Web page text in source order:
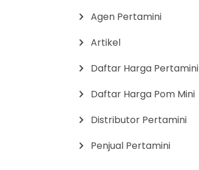
Agen Pertamini
Artikel
Daftar Harga Pertamini
Daftar Harga Pom Mini
Distributor Pertamini
Penjual Pertamini